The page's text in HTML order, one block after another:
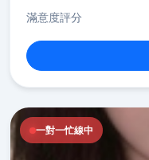
滿意度評分
一對一忙線中